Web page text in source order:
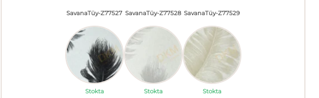
SavanaTüy-Z77527
Stokta
SavanaTüy-Z77528
Stokta
SavanaTüy-Z77529
Stokta